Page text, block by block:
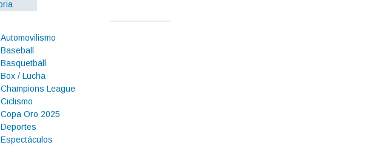
Automovilismo
Baseball
Basquetball
Box / Lucha
Champions League
Ciclismo
Copa Oro 2025
Deportes
Espectáculos